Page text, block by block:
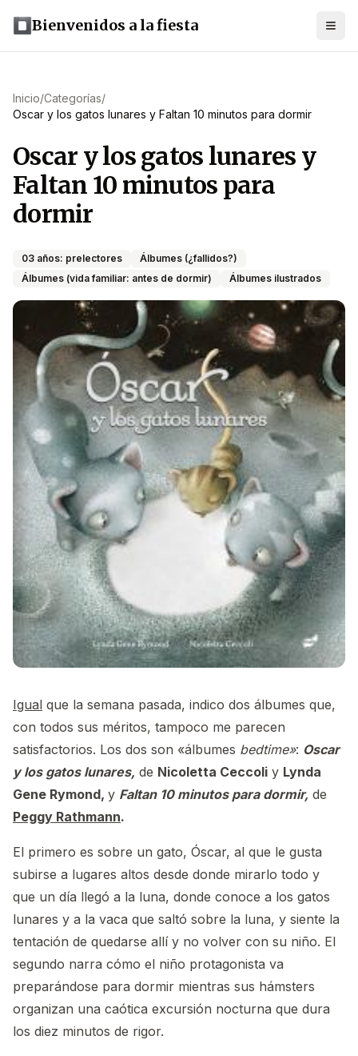
Bienvenidos a la fiesta
Inicio/Categorías/
Oscar y los gatos lunares y Faltan 10 minutos para dormir
Oscar y los gatos lunares y
Faltan 10 minutos para
dormir
03 años: prelectores
Álbumes (¿fallidos?)
Álbumes (vida familiar: antes de dormir)
Álbumes ilustrados
Igual que la semana pasada, indico dos álbumes que,
con todos sus méritos, tampoco me parecen
satisfactorios. Los dos son «álbumes bedtime»: Oscar
y los gatos lunares, de Nicoletta Ceccoli y Lynda
Gene Rymond, y Faltan 10 minutos para dormir, de
Peggy Rathmann.
El primero es sobre un gato, Óscar, al que le gusta
subirse a lugares altos desde donde mirarlo todo y
que un día llegó a la luna, donde conoce a los gatos
lunares y a la vaca que saltó sobre la luna, y siente la
tentación de quedarse allí y no volver con su niño. El
segundo narra cómo el niño protagonista va
preparándose para dormir mientras sus hámsters
organizan una caótica excursión nocturna que dura
los diez minutos de rigor.